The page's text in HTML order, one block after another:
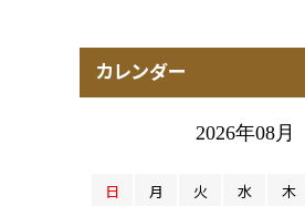
カレンダー
2026年08月
日 月 火 水 木